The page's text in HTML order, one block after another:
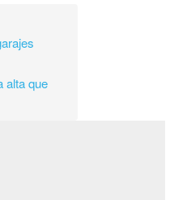
alta que